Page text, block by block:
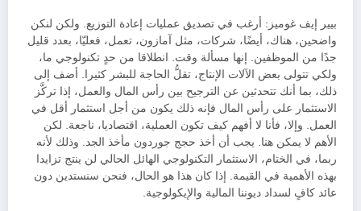
بيير إيف غوميز: أرغب في تصديق عمليات إعادة التوزيع. ولكن لنكن
واضحين، هناك، أيضًا، شركات، مثل آمازون، تعمل، فعليّا، بعدد قليل
جدًا من الموظفين. إنها مسألة وقت. انطلاقا من حدٍ تكنولوجي ما،
ولكي تتولى بعض الآلات الإنتاج، تقلُّ الحاجة للبشر كثيرا. أضف إلى
ذلك، بما أنك تتحدثين عن الترجيح بين رأس المال والعمل، إذا تركَّز
الاستثمار على رأس المال فإنه ذلك يكون من أجل استثمار أقل في
العمل. وإلا، فأنا لا أفهم كيف تكون العملية، اقتصاديا، ناجعة. لكن
الأهم لا يمكن هنا. يجب أن أخذ حجج جوردون مأخذ الجد. وذلك لأنه
ربما، في الختام، الاستثمار التكنولوجي الهائل الحالي لن ينتج تزايدا
بهذه الأهمية في القيمة. إذا كان هذا هو الحال، فنحن سنستدين دون
عائد كافٍ لسداد ديوننا المالية والإيكولوجية.